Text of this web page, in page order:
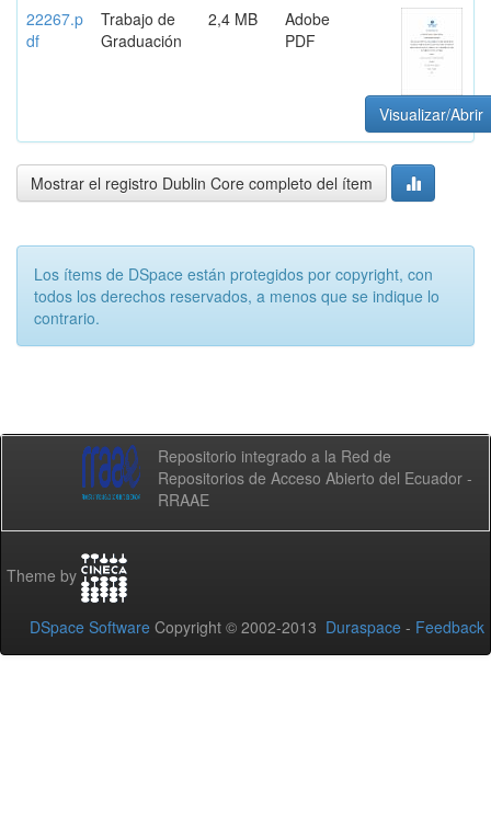
22267.p
df
Trabajo de
Graduación
2,4 MB
Adobe
PDF
Visualizar/Abrir
Mostrar el registro Dublin Core completo del ítem
Los ítems de DSpace están protegidos por copyright, con
todos los derechos reservados, a menos que se indique lo
contrario.
Repositorio integrado a la Red de
Repositorios de Acceso Abierto del Ecuador -
RRAAE
Theme by
DSpace Software Copyright © 2002-2013 Duraspace - Feedback